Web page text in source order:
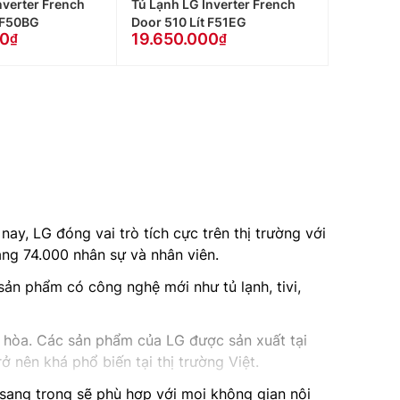
French
Tủ Lạnh LG Inverter French
Door 510 Lít F51EG
19.650.000
LG đóng vai trò tích cực trên thị trường với
74.000 nhân sự và nhân viên.
phẩm có công nghệ mới như tủ lạnh, tivi,
Các sản phẩm của LG được sản xuất tại
nên khá phổ biến tại thị trường Việt.
trọng sẽ phù hợp với mọi không gian nội